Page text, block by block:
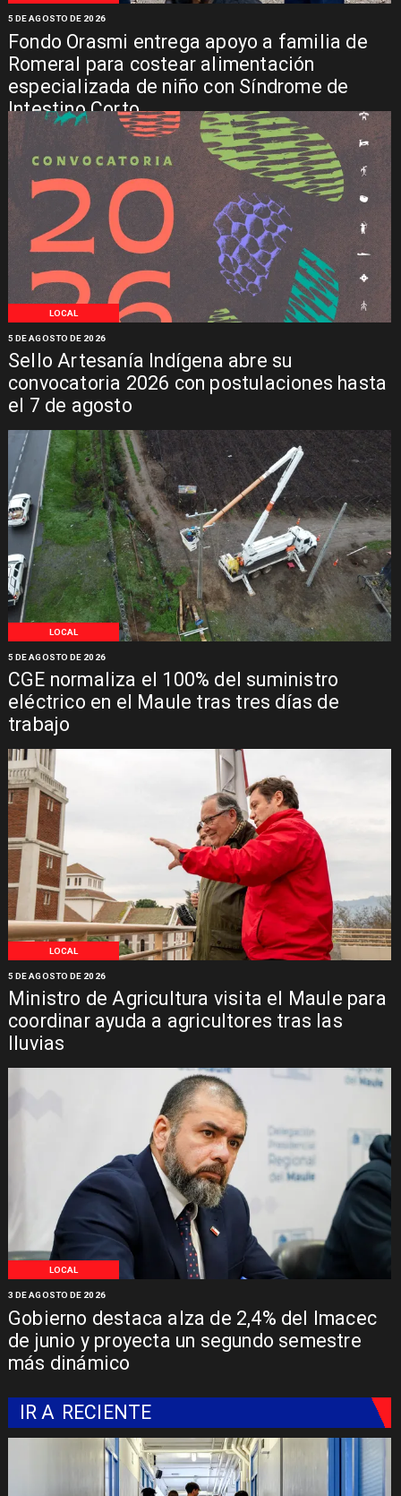
Fondo Orasmi entrega apoyo a familia de
Romeral para costear alimentación
especializada de niño con Síndrome de
Intestino Corto
5 DE AGOSTO DE 2026
LOCAL
Sello Artesanía Indígena abre su
convocatoria 2026 con postulaciones hasta
el 7 de agosto
5 DE AGOSTO DE 2026
LOCAL
CGE normaliza el 100% del suministro
eléctrico en el Maule tras tres días de
trabajo
5 DE AGOSTO DE 2026
LOCAL
Ministro de Agricultura visita el Maule para
coordinar ayuda a agricultores tras las
lluvias
5 DE AGOSTO DE 2026
LOCAL
Gobierno destaca alza de 2,4% del Imacec
de junio y proyecta un segundo semestre
más dinámico
3 DE AGOSTO DE 2026
IR A RECIENTE